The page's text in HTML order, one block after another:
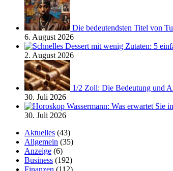
Die bedeutendsten Titel von
6. August 2026
2. August 2026
1/2 Zoll: Die Bedeutung und
30. Juli 2026
30. Juli 2026
Aktuelles (43)
Allgemein (35)
Anzeige (6)
Business (192)
Finanzen (112)